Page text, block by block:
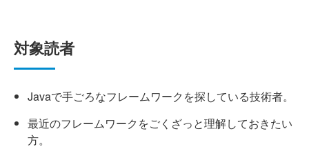
対象読者
Javaで手ごろなフレームワークを探している技術者。
最近のフレームワークをごくざっと理解しておきたい
方。